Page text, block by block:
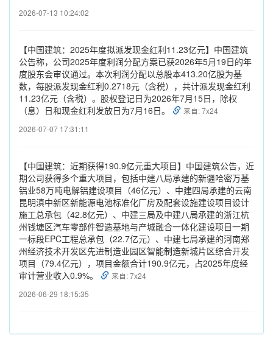
2026-07-13 10:24:02
【中国建筑：2025年度拟派发现金红利11.23亿元】中国建筑
公告称，公司2025年度利润分配方案已获2026年5月19日的年
度股东会审议通过。本次利润分配以总股本413.20亿股为基
数，每股派发现金红利0.2718元（含税），共计派发现金红利
11.23亿元（含税）。股权登记日为2026年7月15日，除权
（息）日和现金红利发放日为7月16日。
来自: 7x24
2026-07-07 17:31:11
【中国建筑：近期获得190.9亿元重大项目】中国建筑公告，近
期公司获得多个重大项目，包括中建八局承建的新疆哈密万基
铝业58万吨电解铝建设项目（46亿元）、中建四局承建的云南
昆明滇中新区新能源电池标准化厂房及配套设施建设项目设计
施工总承包（42.8亿元）、中建三局及中建八局承建的浙江杭
州钱塘区汽车零部件智造基地与产城融合一体化建设项目一期
一标段EPC工程总承包（22.7亿元）、中建七局承建的河南郑
州经济技术开发区先进制造业园区智能制造新城片区综合开发
项目（79.4亿元），项目金额合计190.9亿元，占2025年度经
审计营业收入0.9%。
来自: 7x24
2026-06-29 18:15:35